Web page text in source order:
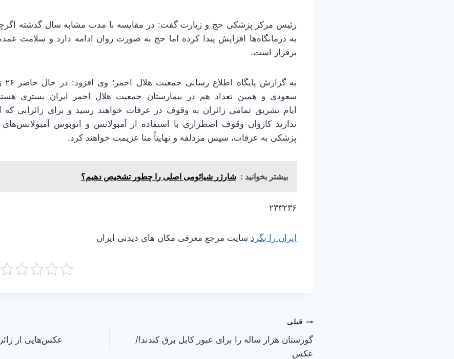
رئیس مرکز پزشکی حج و زیارت گفت: در مقایسه با مدت مشابه سال گذشته اگرچه
به درمانگاه‌ها افزایش پیدا کرده اما حج به صورت روان ادامه دارد و سلامت
برقرار است.
سعودی و همین تعداد هم در بیمارستان جمعیت هلال احمر ایران بستری
ایام تشریق تمامی زائران به وقوف در عرفات خواهند رسید و برای زائرانی
ندارند کاروان وقوف اضطراری با استفاده از آمبولانس و اتوبوس
پزشکی به عرفات، سپس مزدلفه و نهایتاً منا عزیمت خواهند کرد.
بیشتر بخوانید : شارژر شیائومی اصلی را چطور تشخیص دهیم؟
۲۳۳۲۳۶
ایران را بگرد سایت مرجع معرفی مکان های دیدنی ایران
راهبری
نوشته
قبلی
گورستان هزار ساله را برای عبور کابل برق کندند!/
عکس
عکس‌هایی از